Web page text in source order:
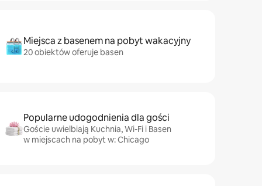
Miejsca z basenem na pobyt wakacyjny
20 obiektów oferuje basen
Popularne udogodnienia dla gości
Goście uwielbiają Kuchnia, Wi-Fi i Basen
w miejscach na pobyt w: Chicago